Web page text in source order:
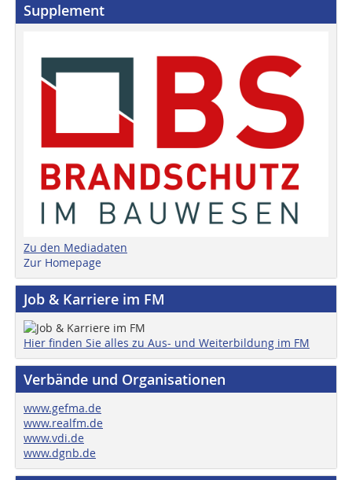
Supplement
Zu den Mediadaten
Zur Homepage
Job & Karriere im FM
Hier finden Sie alles zu Aus- und Weiterbildung im FM
Verbände und Organisationen
www.gefma.de
www.realfm.de
www.vdi.de
www.dgnb.de